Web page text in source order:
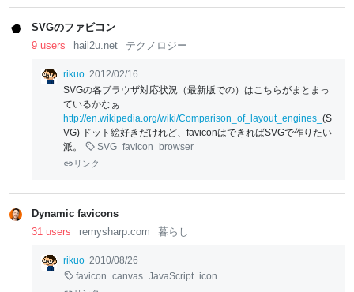
SVGのファビコン
9 users
hail2u.net テクノロジー
rikuo 2012/02/16
SVGの各ブラウザ対応状況（最新版での）はこちらがまとまっ
ているかなぁ
http://en.wikipedia.org/wiki/Comparison_of_layout_engines_ (S
VG) ドット絵好きだけれど、faviconはできればSVGで作りたい
派。
SVG favicon browser
リンク
Dynamic favicons
31 users
remysharp.com 暮らし
rikuo 2010/08/26
favicon canvas JavaScript icon